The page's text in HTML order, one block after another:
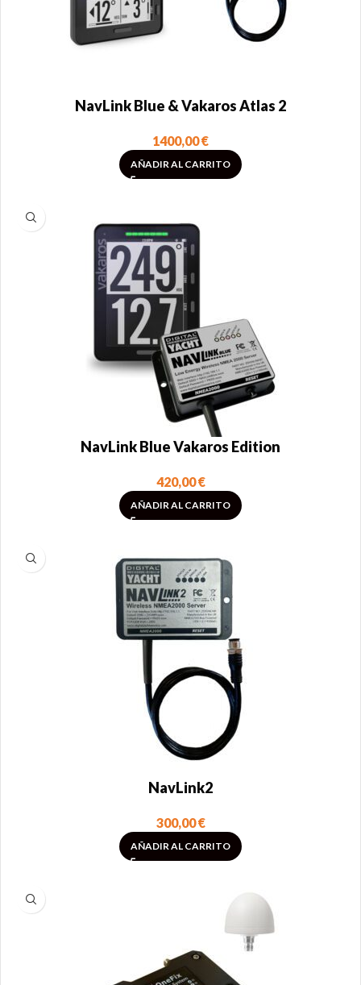
NavLink Blue & Vakaros Atlas 2
1400,00€
AÑADIR AL CARRITO
NavLink Blue Vakaros Edition
420,00€
AÑADIR AL CARRITO
NavLink2
300,00€
AÑADIR AL CARRITO